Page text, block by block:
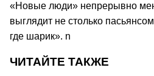
«Новые люди» непрерывно
выглядит не столько
где шарик». n
ЧИТАЙТЕ ТАКЖЕ